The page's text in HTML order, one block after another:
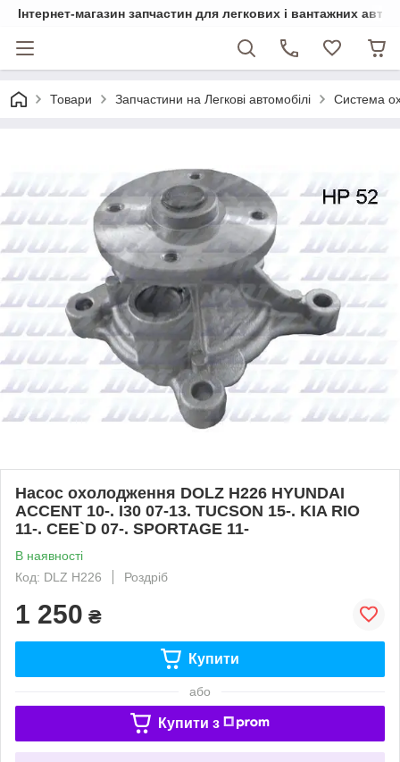
Інтернет-магазин запчастин для легкових і вантажних
Товари Запчастини на Легкові автомобілі Система
Насос охолодження DOLZ H226 HYUNDAI
ACCENT 10-. I30 07-13. TUCSON 15-. KIA RIO
11-. CEE`D 07-. SPORTAGE 11-
В наявності
Код: DLZ H226
Роздріб
1 250 ₴
Купити
або
Купити з